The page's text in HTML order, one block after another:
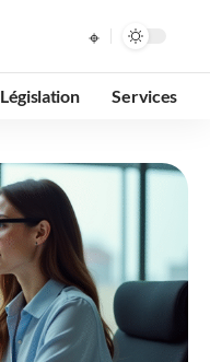
Législation Services